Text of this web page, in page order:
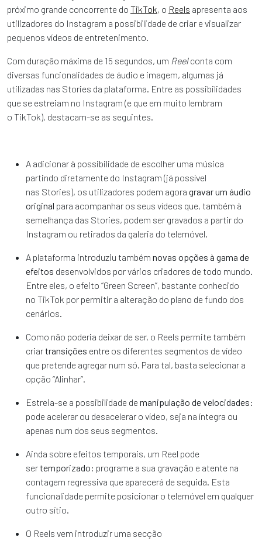
próximo grande concorrente do TikTok, o Reels apresenta aos
utilizadores do Instagram a possibilidade de criar e visualizar
pequenos vídeos de entretenimento.
Com duração máxima de 15 segundos, um Reelconta com
diversas funcionalidades de áudio e imagem, algumas já
utilizadas nas Stories da plataforma. Entre as possibilidades
que se estreiam no Instagram (e que em muito lembram
o TikTok), destacam-se as seguintes.
A adicionar à possibilidade de escolher uma música
partindo diretamente do Instagram (já possível
nas Stories), os utilizadores podem agora gravar um áudio
original para acompanhar os seus vídeos que, também à
semelhança das Stories, podem ser gravados a partir do
Instagram ou retirados da galeria do telemóvel.
A plataforma introduziu também novas opções à gama de
efeitos desenvolvidos por vários criadores de todo mundo.
Entre eles, o efeito “Green Screen”, bastante conhecido
no TikTok por permitir a alteração do plano de fundo dos
cenários.
Como não poderia deixar de ser, o Reels permite também
criartransições entre os diferentes segmentos de vídeo
que pretende agregar num só. Para tal, basta selecionar a
opção “Alinhar”.
Estreia-se a possibilidade de manipulação de velocidades:
pode acelerar ou desacelerar o vídeo, seja na íntegra ou
apenas num dos seus segmentos.
Ainda sobre efeitos temporais, um Reel pode
sertemporizado: programe a sua gravação e atente na
contagem regressiva que aparecerá de seguida. Esta
funcionalidade permite posicionar o telemóvel em qualquer
outro sítio.
O Reels vem introduzir uma secção